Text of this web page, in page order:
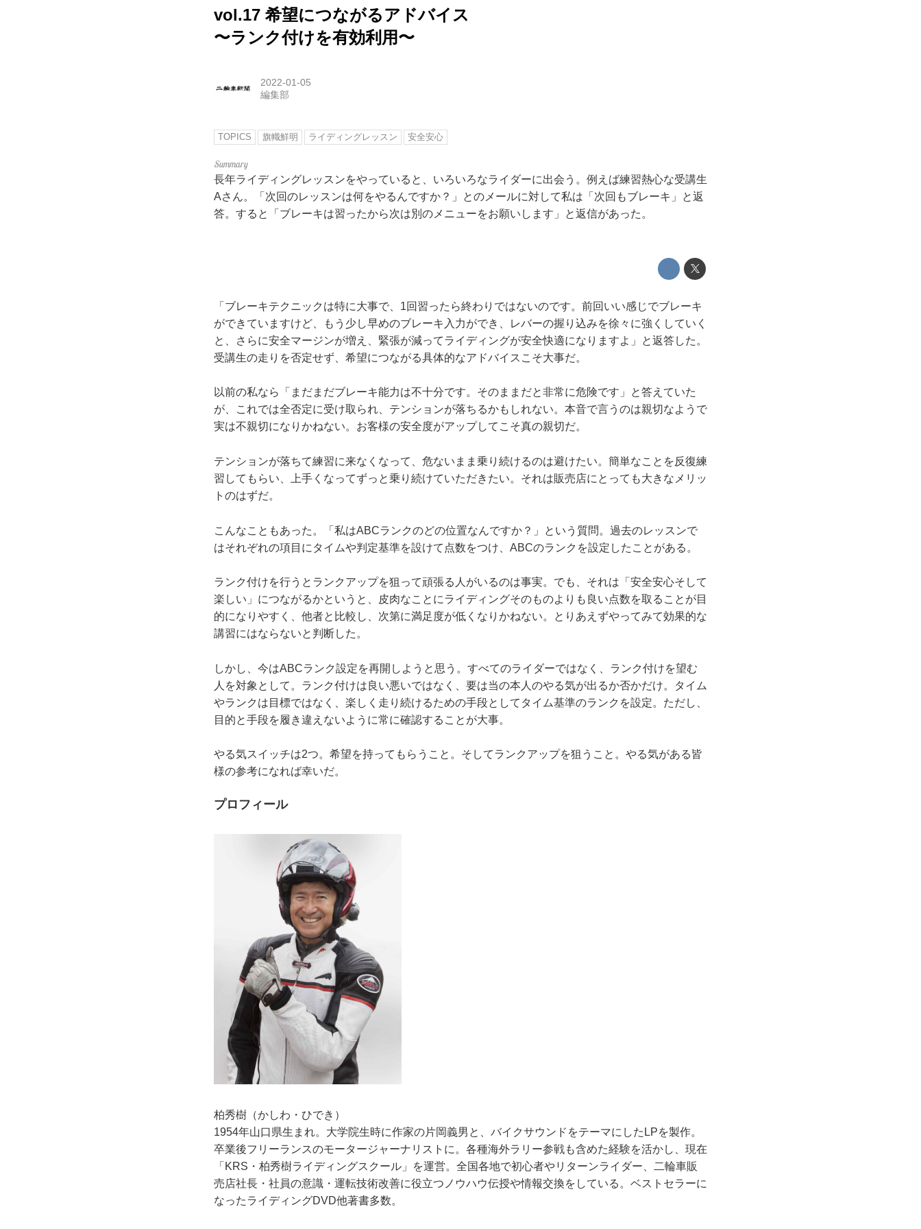
vol.17 希望につながるアドバイス
〜ランク付けを有効利用〜
2022-01-05
編集部
TOPICS 旗幟鮮明 ライディングレッスン 安全安心
長年ライディングレッスンをやっていると、いろいろなライダーに出会う。例えば練習熱心な受講生
Aさん。「次回のレッスンは何をやるんですか？」とのメールに対して私は「次回もブレーキ」と返
答。すると「ブレーキは習ったから次は別のメニューをお願いします」と返信があった。
「ブレーキテクニックは特に大事で、1回習ったら終わりではないのです。前回いい感じでブレーキ
ができていますけど、もう少し早めのブレーキ入力ができ、レバーの握り込みを徐々に強くしていく
と、さらに安全マージンが増え、緊張が減ってライディングが安全快適になりますよ」と返答した。
受講生の走りを否定せず、希望につながる具体的なアドバイスこそ大事だ。
以前の私なら「まだまだブレーキ能力は不十分です。そのままだと非常に危険です」と答えていた
が、これでは全否定に受け取られ、テンションが落ちるかもしれない。本音で言うのは親切なようで
実は不親切になりかねない。お客様の安全度がアップしてこそ真の親切だ。
テンションが落ちて練習に来なくなって、危ないまま乗り続けるのは避けたい。簡単なことを反復練
習してもらい、上手くなってずっと乗り続けていただきたい。それは販売店にとっても大きなメリッ
トのはずだ。
こんなこともあった。「私はABCランクのどの位置なんですか？」という質問。過去のレッスンで
はそれぞれの項目にタイムや判定基準を設けて点数をつけ、ABCのランクを設定したことがある。
ランク付けを行うとランクアップを狙って頑張る人がいるのは事実。でも、それは「安全安心そして
楽しい」につながるかというと、皮肉なことにライディングそのものよりも良い点数を取ることが目
的になりやすく、他者と比較し、次第に満足度が低くなりかねない。とりあえずやってみて効果的な
講習にはならないと判断した。
しかし、今はABCランク設定を再開しようと思う。すべてのライダーではなく、ランク付けを望む
人を対象として。ランク付けは良い悪いではなく、要は当の本人のやる気が出るか否かだけ。タイム
やランクは目標ではなく、楽しく走り続けるための手段としてタイム基準のランクを設定。ただし、
目的と手段を履き違えないように常に確認することが大事。
やる気スイッチは2つ。希望を持ってもらうこと。そしてランクアップを狙うこと。やる気がある皆
様の参考になれば幸いだ。
プロフィール
柏秀樹（かしわ・ひでき）
1954年山口県生まれ。大学院生時に作家の片岡義男と、バイクサウンドをテーマにしたLPを製作。
卒業後フリーランスのモータージャーナリストに。各種海外ラリー参戦も含めた経験を活かし、現在
「KRS・柏秀樹ライディングスクール」を運営。全国各地で初心者やリターンライダー、二輪車販
売店社長・社員の意識・運転技術改善に役立つノウハウ伝授や情報交換をしている。ベストセラーに
なったライディングDVD他著書多数。